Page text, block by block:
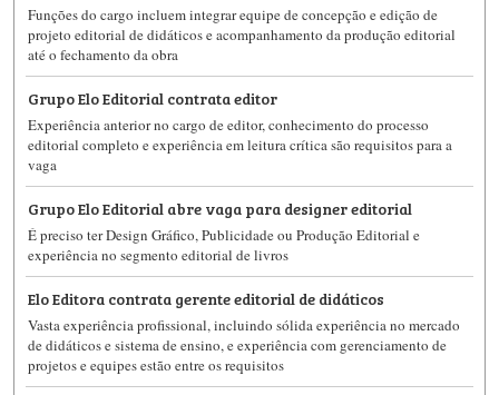
Funções do cargo incluem integrar equipe de concepção e edição de
projeto editorial de didáticos e acompanhamento da produção editorial
até o fechamento da obra
Grupo Elo Editorial contrata editor
Experiência anterior no cargo de editor, conhecimento do processo
editorial completo e experiência em leitura crítica são requisitos para a
vaga
Grupo Elo Editorial abre vaga para designer editorial
É preciso ter Design Gráfico, Publicidade ou Produção Editorial e
experiência no segmento editorial de livros
Elo Editora contrata gerente editorial de didáticos
Vasta experiência profissional, incluindo sólida experiência no mercado
de didáticos e sistema de ensino, e experiência com gerenciamento de
projetos e equipes estão entre os requisitos